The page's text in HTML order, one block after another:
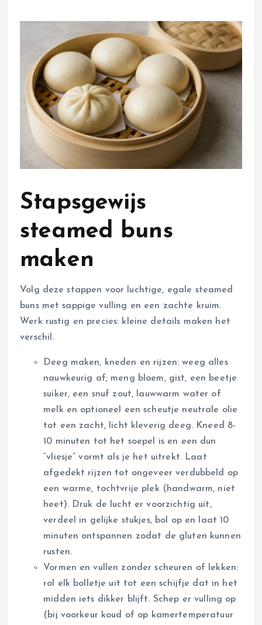
Stapsgewijs
steamed buns
maken
Volg deze stappen voor luchtige, egale steamed
buns met sappige vulling en een zachte kruim.
Werk rustig en precies: kleine details maken het
verschil.
Deeg maken, kneden en rijzen: weeg alles
nauwkeurig af; meng bloem, gist, een beetje
suiker, een snuf zout, lauwwarm water of
melk en optioneel een scheutje neutrale olie
tot een zacht, licht kleverig deeg. Kneed 8-
10 minuten tot het soepel is en een dun
“vliesje” vormt als je het uitrekt. Laat
afgedekt rijzen tot ongeveer verdubbeld op
een warme, tochtvrije plek (handwarm, niet
heet). Druk de lucht er voorzichtig uit,
verdeel in gelijke stukjes, bol op en laat 10
minuten ontspannen zodat de gluten kunnen
rusten.
Vormen en vullen zonder scheuren of lekken:
rol elk bolletje uit tot een schijfje dat in het
midden iets dikker blijft. Schep er vulling op
(bij voorkeur koud of op kamertemperatuur